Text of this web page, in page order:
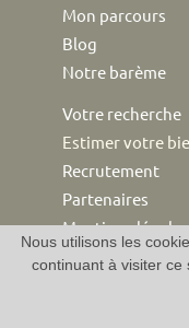
Mon parcours
Blog
Notre barème
Votre recherche
Estimer votre
Recrutement
Partenaires
Mentions légales
Agence
Nous utilisons les
continuant à visiter ce